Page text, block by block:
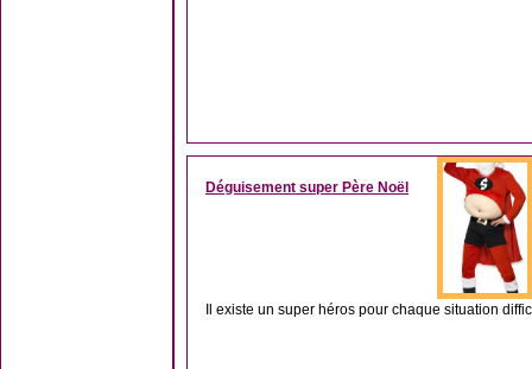
Déguisement super Père Noël
Il existe un super héros pour chaque situation